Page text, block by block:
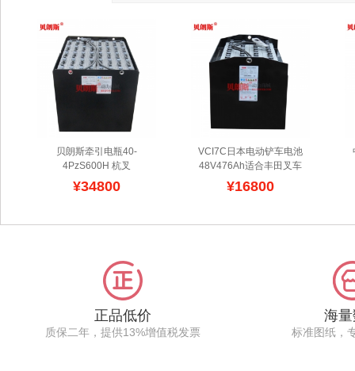
贝朗斯牵引电瓶40-
4PzS600H 杭叉
QSD25/25t电动牵引车电
瓶 现货供应 贝朗斯提供杭
装型号图片比对,电瓶容量
型,配置不到容量的铅酸电
池或者磷酸铁锂电池组,了
解电瓶的配件组成,新闻内
容,各种蓄电池的插头与安
装位置等信息,包括杭州叉
车维修配件供给,保养,技
¥34800
VCI7C日本电动铲车电池
48V476Ah适合丰田叉车
8FBE15三轮铲车电瓶报
广东贝朗斯叉车蓄电池
列电动三轮车,平衡重,托
¥16800
正品低价
质保二年，提供13%增值税发票
海
标准图纸，